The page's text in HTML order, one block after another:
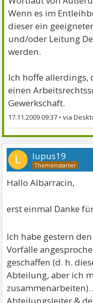
Wenn es im
dieser ein
und/oder Leitung
werden.
Ich hoffe allerdings,
einen
Gewerkschaft.
17.11.2009 09:37 •
L lupus19
Hallo Albarracin,
erst einmal Danke
Ich habe gestern
Vorfälle
geschaffen (d. h.
Abteilung, aber ich